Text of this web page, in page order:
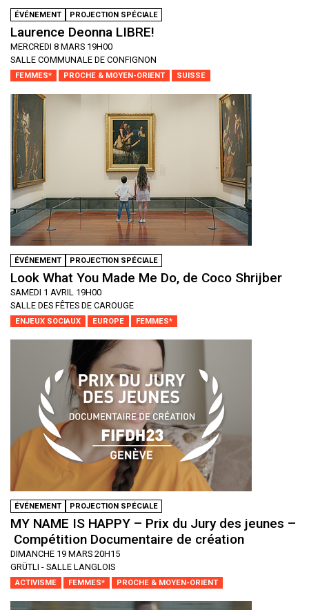
ÉVÉNEMENT PROJECTION SPÉCIALE
Laurence Deonna LIBRE!
MERCREDI 8 MARS 19H00
SALLE COMMUNALE DE CONFIGNON
FEMMES* PROCHE & MOYEN-ORIENT SUISSE
ÉVÉNEMENT PROJECTION SPÉCIALE
Look What You Made Me Do, de Coco Shrijber
SAMEDI 1 AVRIL 19H00
SALLE DES FÊTES DE CAROUGE
ENJEUX SOCIAUX EUROPE FEMMES*
ÉVÉNEMENT PROJECTION SPÉCIALE
MY NAME IS HAPPY – Prix du Jury des jeunes –
Compétition Documentaire de création
DIMANCHE 19 MARS 20H15
GRÜTLI - SALLE LANGLOIS
ACTIVISME FEMMES* PROCHE & MOYEN-ORIENT